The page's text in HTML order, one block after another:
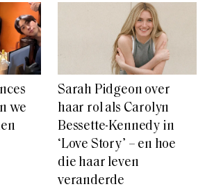
we
Sarah Pidgeon over
haar rol als Carolyn
Bessette-Kennedy in
‘Love Story’ – en hoe
die haar leven
veranderde